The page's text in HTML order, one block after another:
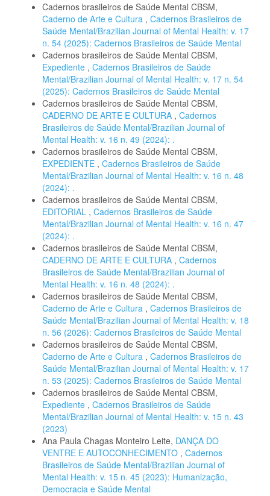
Cadernos brasileiros de Saúde Mental CBSM,
Caderno de Arte e Cultura , Cadernos Brasileiros de
Saúde Mental/Brazilian Journal of Mental Health: v. 17
n. 54 (2025): Cadernos Brasileiros de Saúde Mental
Cadernos brasileiros de Saúde Mental CBSM,
Expediente , Cadernos Brasileiros de Saúde
Mental/Brazilian Journal of Mental Health: v. 17 n. 54
(2025): Cadernos Brasileiros de Saúde Mental
Cadernos brasileiros de Saúde Mental CBSM,
CADERNO DE ARTE E CULTURA , Cadernos
Brasileiros de Saúde Mental/Brazilian Journal of
Mental Health: v. 16 n. 49 (2024): .
Cadernos brasileiros de Saúde Mental CBSM,
EXPEDIENTE , Cadernos Brasileiros de Saúde
Mental/Brazilian Journal of Mental Health: v. 16 n. 48
(2024): .
Cadernos brasileiros de Saúde Mental CBSM,
EDITORIAL , Cadernos Brasileiros de Saúde
Mental/Brazilian Journal of Mental Health: v. 16 n. 47
(2024): .
Cadernos brasileiros de Saúde Mental CBSM,
CADERNO DE ARTE E CULTURA , Cadernos
Brasileiros de Saúde Mental/Brazilian Journal of
Mental Health: v. 16 n. 48 (2024): .
Cadernos brasileiros de Saúde Mental CBSM,
Caderno de Arte e Cultura , Cadernos Brasileiros de
Saúde Mental/Brazilian Journal of Mental Health: v. 18
n. 56 (2026): Cadernos Brasileiros de Saúde Mental
Cadernos brasileiros de Saúde Mental CBSM,
Caderno de Arte e Cultura , Cadernos Brasileiros de
Saúde Mental/Brazilian Journal of Mental Health: v. 17
n. 53 (2025): Cadernos Brasileiros de Saúde Mental
Cadernos brasileiros de Saúde Mental CBSM,
Expediente , Cadernos Brasileiros de Saúde
Mental/Brazilian Journal of Mental Health: v. 15 n. 43
(2023)
Ana Paula Chagas Monteiro Leite, DANÇA DO
VENTRE E AUTOCONHECIMENTO , Cadernos
Brasileiros de Saúde Mental/Brazilian Journal of
Mental Health: v. 15 n. 45 (2023): Humanização,
Democracia e Saúde Mental